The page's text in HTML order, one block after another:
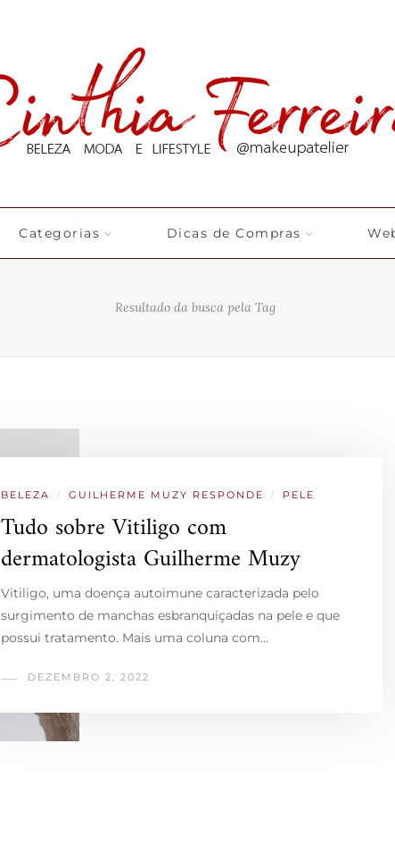
Categorias Dicas de Compras
Resultado da busca pela Tag
BELEZA / GUILHERME MUZY RESPONDE / PELE
Tudo sobre Vitiligo com
dermatologista Guilherme Muzy
Vitiligo, uma doença autoimune caracterizada pelo
surgimento de manchas esbranquiçadas na pele e que
possui tratamento. Mais uma coluna com…
DEZEMBRO 2, 2022